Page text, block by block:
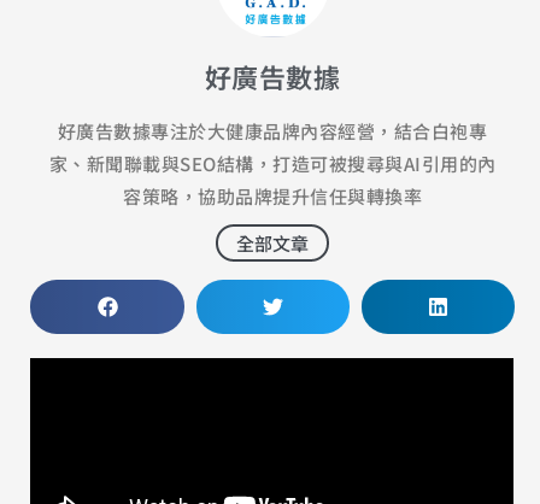
好廣告數據
好廣告數據專注於大健康品牌內容經營，結合白袍專
家、新聞聯載與SEO結構，打造可被搜尋與AI引用的內
容策略，協助品牌提升信任與轉換率
全部文章